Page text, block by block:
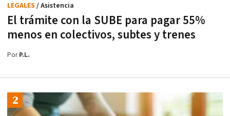
El trámite con la SUBE para pagar 55%
menos en colectivos, subtes y trenes
LEGALES / Asistencia
PorP.L.